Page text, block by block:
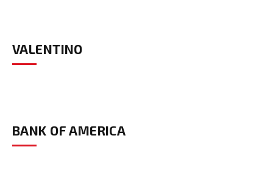
VALENTINO
BANK OF AMERICA